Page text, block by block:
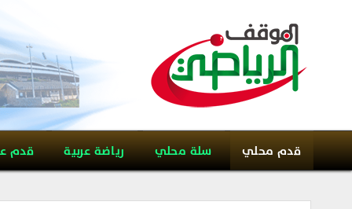
قدم محلي سلة محلي رياضة عربية قدم